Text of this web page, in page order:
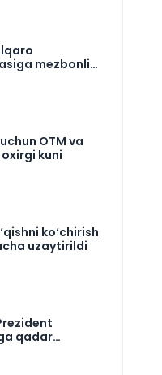
mezbonlik
OTM va
kuni
ko‘chirish
uzaytirildi
qadar